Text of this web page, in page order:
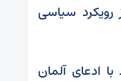
رویکرد سیاسی
ادعای آلمان